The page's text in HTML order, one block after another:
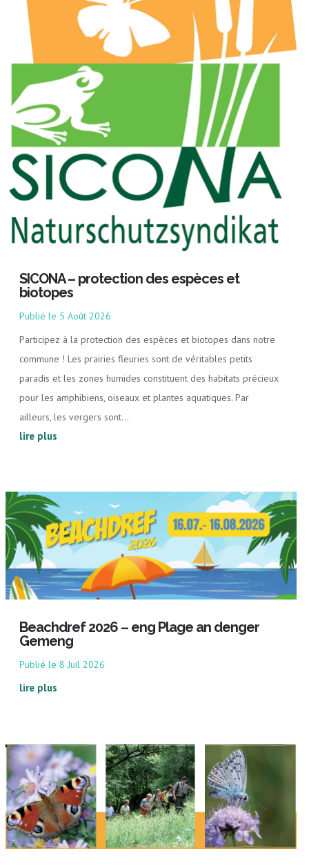
SICONA – protection des espèces et
biotopes
5 Août 2026
Participez à la protection des espèces et biotopes dans notre
commune ! Les prairies fleuries sont de véritables petits
paradis et les zones humides constituent des habitats précieux
pour les amphibiens, oiseaux et plantes aquatiques. Par
ailleurs, les vergers sont...
lire plus
Beachdref 2026 – eng Plage an denger
Gemeng
8 Juil 2026
lire plus